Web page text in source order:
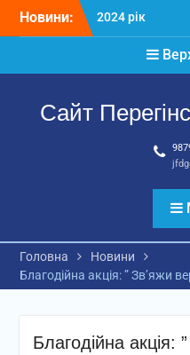
Новини:
2024 рік
Матеріали
Сайт
Головна
Новини
Благодійна акція: ” Зв’яжи
Благодійна акція: